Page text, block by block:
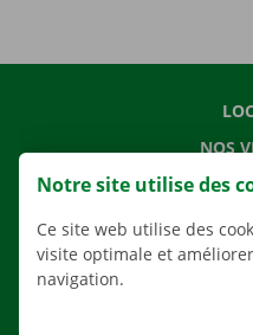
NOS
NOS
Notre site utilise des
Ce site web utilise des
visite optimale et
navigation.